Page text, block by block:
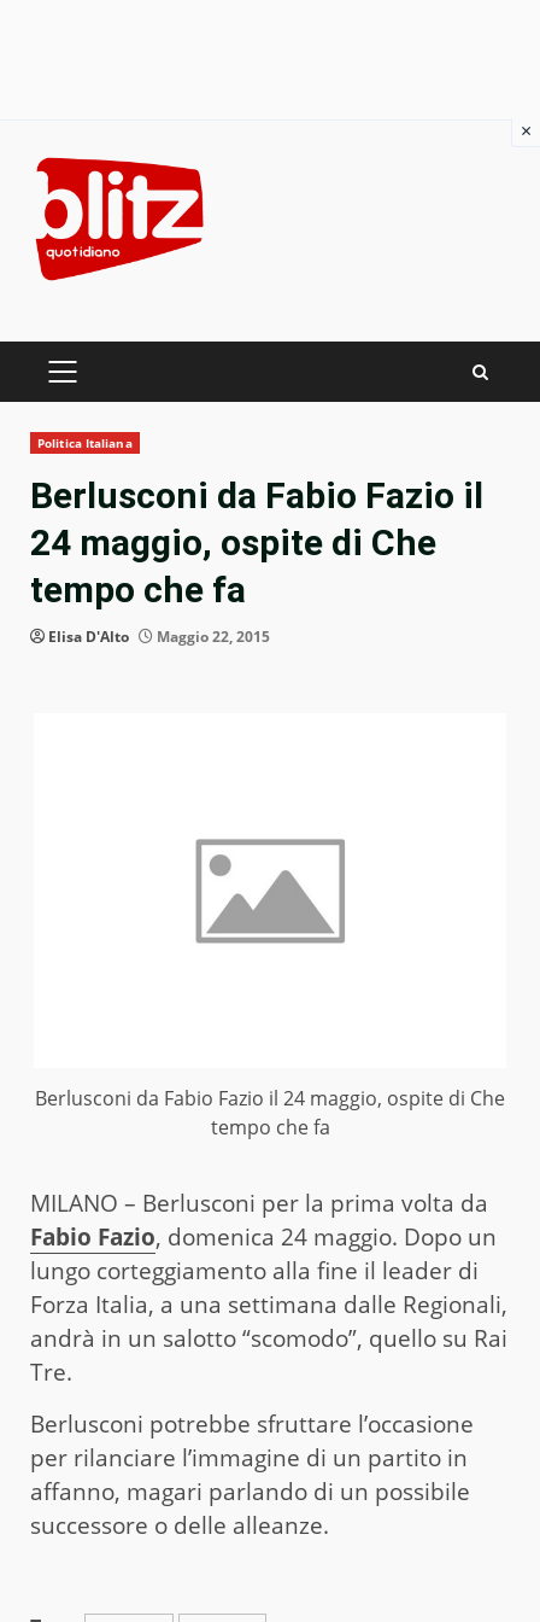
content
PRIMARY
Politica Italiana
Berlusconi da Fabio Fazio il
24 maggio, ospite di Che
tempo che fa
Elisa D'Alto Maggio 22, 2015
Berlusconi da Fabio Fazio il 24 maggio, ospite di Che
tempo che fa
MILANO – Berlusconi per la prima volta da
Fabio Fazio, domenica 24 maggio. Dopo un
lungo corteggiamento alla fine il leader di
Forza Italia, a una settimana dalle Regionali,
andrà in un salotto “scomodo”, quello su Rai
Tre.
Berlusconi potrebbe sfruttare l’occasione
per rilanciare l’immagine di un partito in
affanno, magari parlando di un possibile
successore o delle alleanze.
×